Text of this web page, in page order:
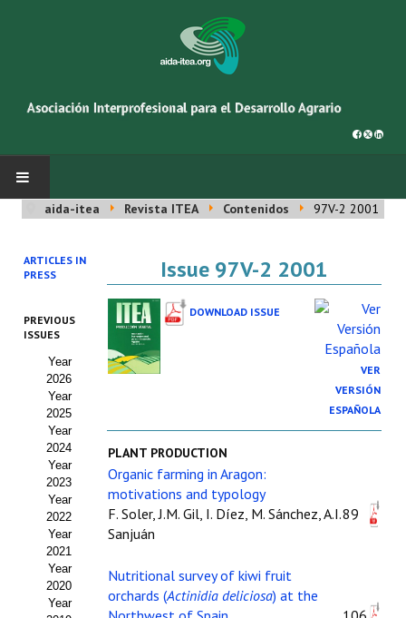
INICIO
SOBRE NOSOTROS
Asociación AIDA
Cincuentenario AIDA
Organigrama
Estatutos
Hacerse socio
Noticias
Galería de Fotos
Web AIDA 2.0
REVISTA ITEA
aida-itea Revista ITEA Contenidos 97V-2 2001
ARTICLES IN
PRESS
PREVIOUS
ISSUES
Year
2026
Year
2025
Year
2024
Year
2023
Year
2022
Year
2021
Year
2020
Year
Issue 97V-2 2001
DOWNLOAD ISSUE
VER
VERSIÓN
ESPAÑOLA
PLANT PRODUCTION
Organic farming in Aragon:
motivations and typology
F. Soler, J.M. Gil, I. Díez, M. Sánchez, A.I.
Sanjuán
89
Nutritional survey of kiwi fruit
orchards (Actinidia deliciosa) at the